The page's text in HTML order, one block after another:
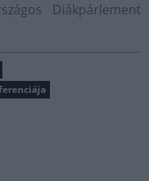
Diákpárlement